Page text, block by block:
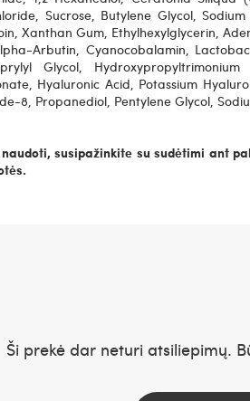
Sucrose, Butylene Glycol,
Xanthan Gum, Ethylhexylglycerin,
Arbutin, Cyanocobalamin,
Glycol, Hydroxypropyltrimonium
Hyaluronic Acid, Potassium
8, Propanediol, Pentylene Glycol,
susipažinkite su sudėtimi ant
Ši prekė dar neturi atsiliepimų.